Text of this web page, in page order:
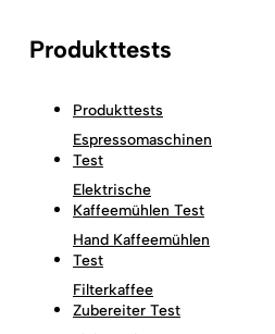
Produkttests
Produkttests
Espressomaschinen
Test
Elektrische
Kaffeemühlen Test
Hand Kaffeemühlen
Test
Filterkaffee
Zubereiter Test